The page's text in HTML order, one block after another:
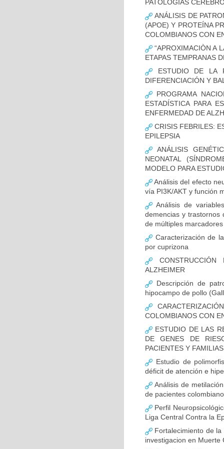
PATOLOGÍAS
ANÁLISIS DE
(APOE) Y PROTEÍNA
COLOMBIANOS CON
“APROXIMACIÒN A
ETAPAS TEMPRANAS
ESTUDIO DE LA
DIFERENCIACIÓN Y
PROGRAMA
ESTADÍSTICA PARA
ENFERMEDAD DE
CRISIS FEBRILES:
EPILEPSIA
ANÁLISIS
NEONATAL
MODELO PARA
Análisis del efecto
vía PI3K/AKT y función
Análisis de
demencias y trastornos
de múltiples
Caracterización de
por cuprizona
ALZHEIMER
Descripción de
hipocampo de pollo
COLOMBIANOS CON
ESTUDIO DE LAS
DE GENES DE
PACIENTES Y
Estudio de
déficit de atención e
Análisis de
de pacientes
Perfil
Liga Central Contra la
Fortalecimiento de la
investigacion en Muerte